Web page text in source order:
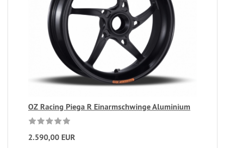
OZ Racing Piega R Einarmschwinge Aluminium
2.590,00 EUR